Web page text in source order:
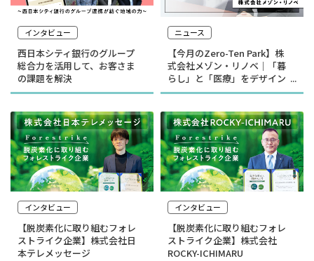
インタビュー
西日本シティ銀行のグループ
総合力を活用して、お客さま
の課題を解決
ニュース
【今月のZero-Ten Park】株
式会社メゾン・リノベ｜「暮
らし」と「医療」をデザイン
する
インタビュー
【脱炭素化に取り組むフォレ
ストライク企業】株式会社日
本テレメッセージ
インタビュー
【脱炭素化に取り組むフォレ
ストライク企業】株式会社
ROCKY-ICHIMARU